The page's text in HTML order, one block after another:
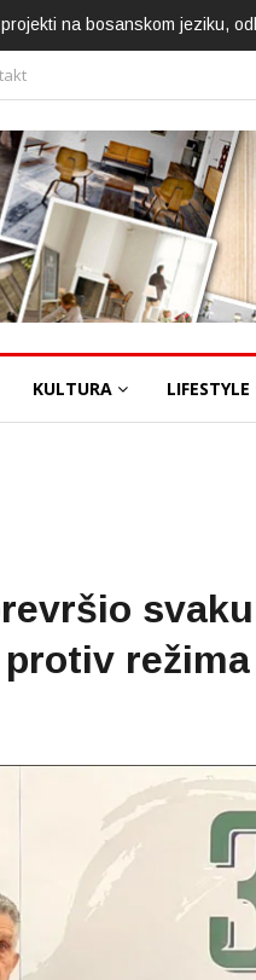
na bosanskom jeziku,
KULTURA LIFESTYLE
režima